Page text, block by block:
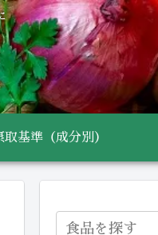
取基準（成分別）